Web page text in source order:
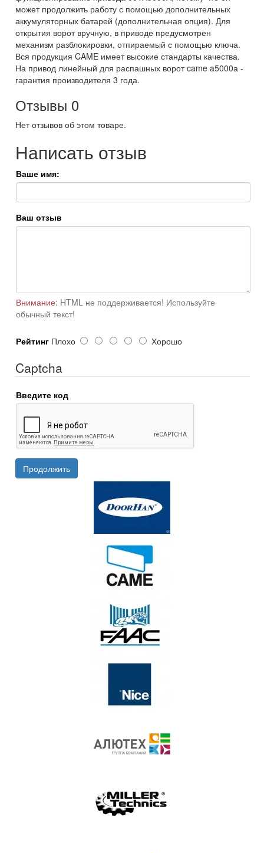
может продолжить работу с помощью дополнительных
аккумуляторных батарей (дополнительная опция). Для
открытия ворот вручную, в приводе предусмотрен
механизм разблокировки, отпираемый с помощью ключа.
Вся продукция CAME имеет высокие стандарты качества.
На привод линейный для распашных ворот came a5000а -
гарантия производителя 3 года.
Отзывы 0
Нет отзывов об этом товаре.
Написать отзыв
Ваше имя:
Ваш отзыв
Внимание: HTML не поддерживается! Используйте
обычный текст!
Рейтинг Плохо Хорошо
Captcha
Введите код
Продолжить